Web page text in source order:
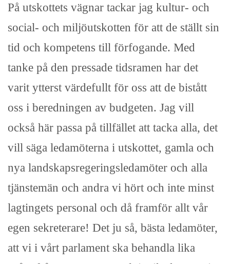
På utskottets vägnar tackar jag kultur- och
social- och miljöutskotten för att de ställt sin
tid och kompetens till förfogande. Med
tanke på den pressade tidsramen har det
varit ytterst värdefullt för oss att de bistått
oss i beredningen av budgeten. Jag vill
också här passa på tillfället att tacka alla, det
vill säga ledamöterna i utskottet, gamla och
nya landskapsregeringsledamöter och alla
tjänstemän och andra vi hört och inte minst
lagtingets personal och då framför allt vår
egen sekreterare! Det ju så, bästa ledamöter,
att vi i vårt parlament ska behandla lika